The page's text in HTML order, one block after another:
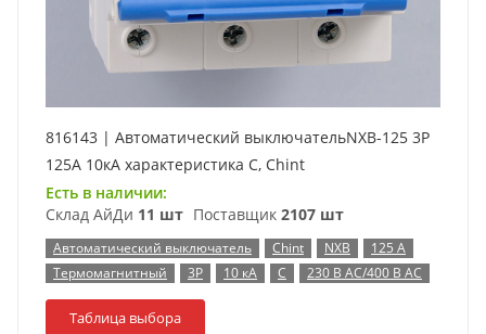
816143 | Автоматический выключательNXB-125 3P
125А 10кА характеристика C, Chint
Есть в наличии:
Склад АйДи 11 шт Поставщик 2107 шт
Автоматический выключатель Chint NXB
125 А
Термомагнитный
3P 10 кА C 230 В AC/400 В AC
Таблица выбора